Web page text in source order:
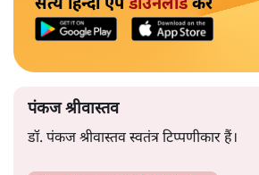
पंकज श्रीवास्तव
डॉ. पंकज श्रीवास्तव स्वतंत्र टिप्पणीकार हैं।